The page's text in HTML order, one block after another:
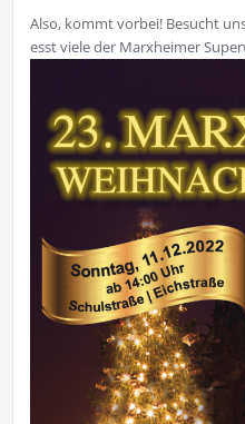
Also, kommt vorbei! Besucht
esst viele der Marxheimer